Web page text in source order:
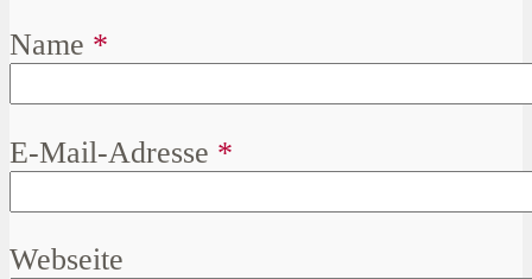
Name *
E-Mail-Adresse *
Webseite